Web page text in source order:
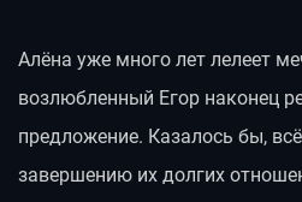
Алёна уже много лет лелеет
возлюбленный Егор наконец
предложение. Казалось бы,
завершению их долгих